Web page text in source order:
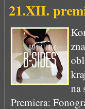
21.XII.
na
Premiera: